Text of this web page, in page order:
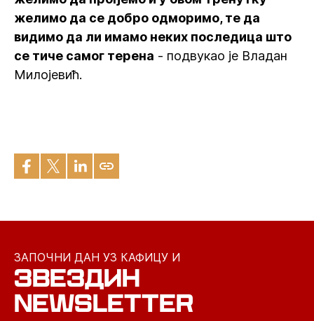
желимо да се добро одморимо, те да
видимо да ли имамо неких последица што
се тиче самог терена - подвукао је Владан
Милојевић.
ЗАПОЧНИ ДАН УЗ КАФИЦУ И
ЗВЕЗДИН
NEWSLETTER